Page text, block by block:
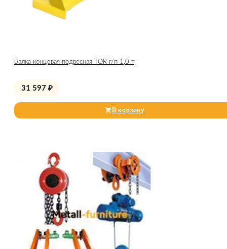
Балка концевая подвесная TOR г/п 1,0 т
31 597 ₽
В корзину